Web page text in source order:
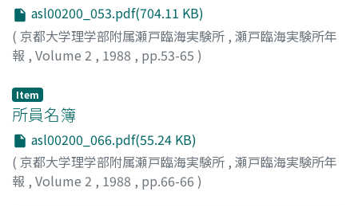
asl00200_053.pdf(704.11 KB)
( 京都大学理学部附属瀬戸臨海実験所 , 瀬戸臨海実験所年
報 , Volume 2 , 1988 , pp.53-65 )
Item
所員名簿
asl00200_066.pdf(55.24 KB)
( 京都大学理学部附属瀬戸臨海実験所 , 瀬戸臨海実験所年
報 , Volume 2 , 1988 , pp.66-66 )